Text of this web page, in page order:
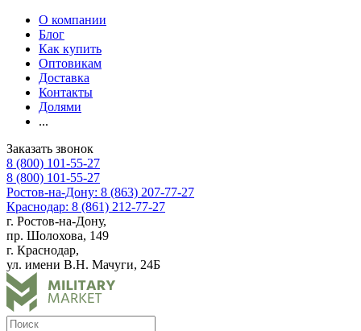
О компании
Блог
Как купить
Оптовикам
Доставка
Контакты
Долями
...
Заказать звонок
8 (800) 101-55-27
8 (800) 101-55-27
Ростов-на-Дону: 8 (863) 207-77-27
Краснодар: 8 (861) 212-77-27
г. Ростов-на-Дону,
пр. Шолохова, 149
г. Краснодар,
ул. имени В.Н. Мачуги, 24Б